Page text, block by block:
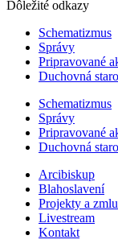
Dôležité odkazy
Schematizmus
Správy
Pripravované
Duchovná
Schematizmus
Správy
Pripravované
Duchovná
Arcibiskup
Blahoslavení
Projekty a
Livestream
Kontakt